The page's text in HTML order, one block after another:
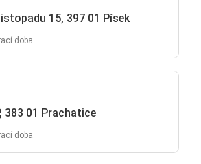
15, 397 01 Písek
doba
383 01 Prachatice
doba